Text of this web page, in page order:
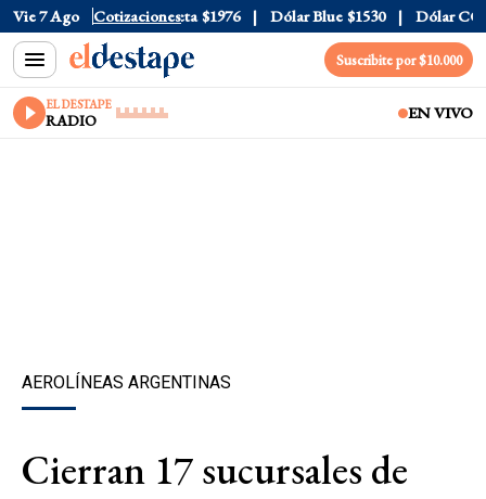
Vie 7 Ago Cotizaciones
$1520 Dólar Tarjeta $1976 Dólar Blue $1530 Dólar CCL
Suscribite por $10.000
EL DESTAPE
RADIO EN VIVO
AEROLÍNEAS ARGENTINAS
Cierran 17 sucursales de